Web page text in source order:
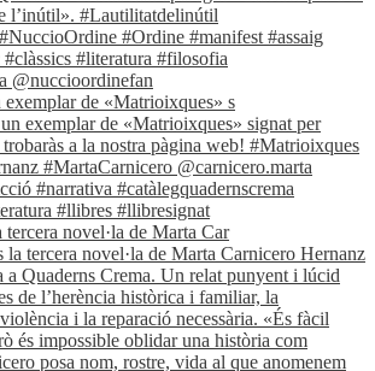
exemplar de «Matrioixques» s
novel·la de Marta Car